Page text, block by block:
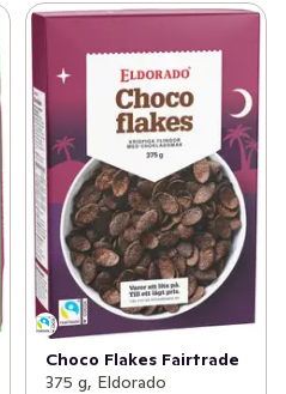
Choco Flakes Fairtrade
375 g, Eldorado